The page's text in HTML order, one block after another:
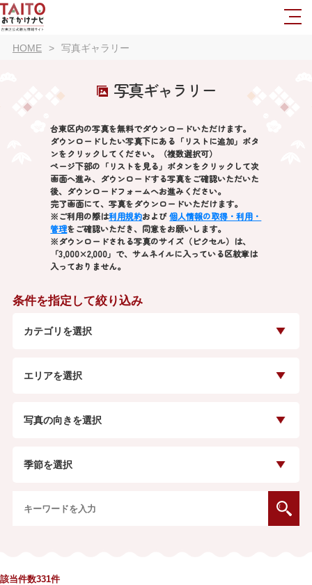
HOME 写真ギャラリー
写真ギャラリー
台東区内の写真を無料でダウンロードいただけます。
ダウンロードしたい写真下にある「リストに追加」ボタ
ンをクリックしてください。（複数選択可）
ページ下部の「リストを見る」ボタンをクリックして次
画面へ進み、ダウンロードする写真をご確認いただいた
後、ダウンロードフォームへお進みください。
完了画面にて、写真をダウンロードいただけます。
※ご利用の際は利用規約および個人情報の取得・利用・
管理をご確認いただき、同意をお願いします。
※ダウンロードされる写真のサイズ（ピクセル）は、
「3,000×2,000」で、サムネイルに入っている区紋章は
入っておりません。
条件を指定して絞り込み
カテゴリを選択
エリアを選択
写真の向きを選択
季節を選択
該当件数331件